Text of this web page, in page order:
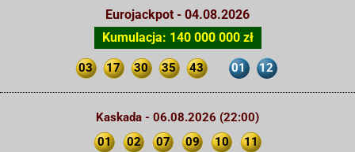
Eurojackpot - 04.08.2026
Kumulacja: 140 000 000 zł
03 17 30 35 43 01 12
Kaskada - 06.08.2026 (22:00)
01
02 07 09 10
11